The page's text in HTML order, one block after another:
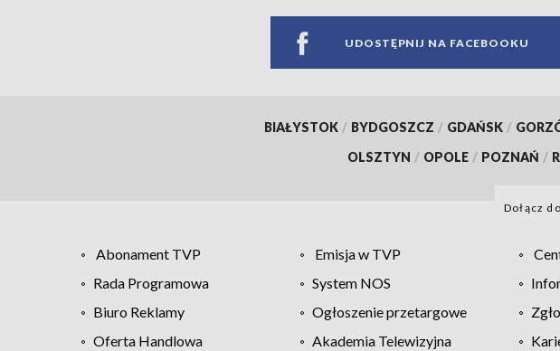
UDOSTĘPNIJ NA FACEBOOKU
BIAŁYSTOK / BYDGOSZCZ / GDAŃSK /
OLSZTYN / OPOLE / POZNAŃ /
Dołącz
Abonament TVP Emisja w TVP
Rada Programowa
System NOS
Biuro Reklamy
Ogłoszenie przetargowe
Oferta Handlowa
Akademia Telewizyjna